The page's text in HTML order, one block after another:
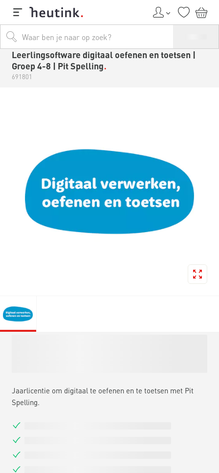
Leerlingsoftware digitaal oefenen en toetsen |
Groep 4-8 | Pit Spelling
691801
Jaarlicentie om digitaal te oefenen en te toetsen met Pit
Spelling.